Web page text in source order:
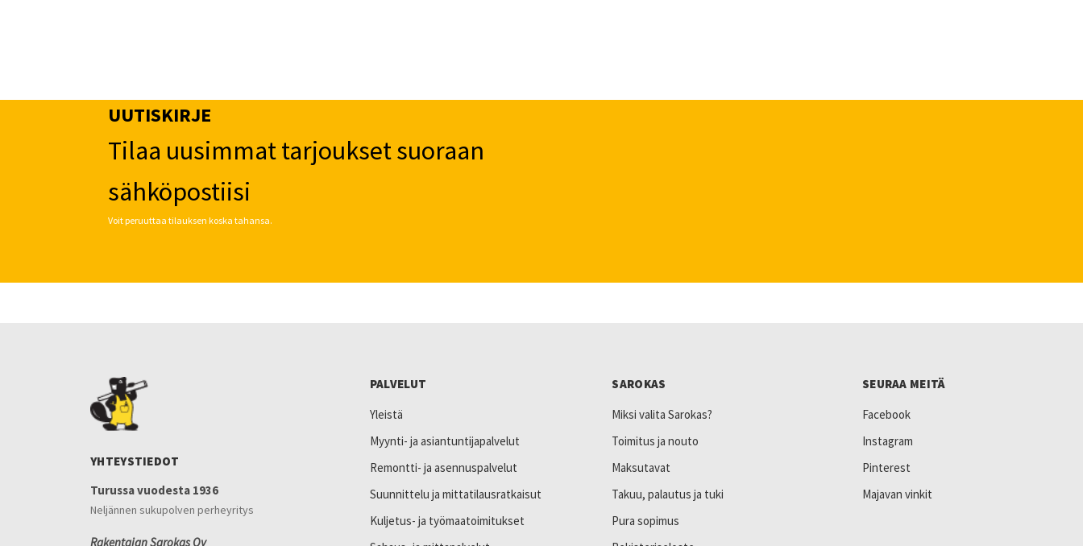
UUTISKIRJE
Tilaa uusimmat tarjoukset suoraan
sähköpostiisi
Voit peruuttaa tilauksen koska tahansa.
YHTEYSTIEDOT
Turussa vuodesta 1936
Neljännen sukupolven perheyritys
Rakentajan Sarokas Oy
PALVELUT
Yleistä
Myynti- ja asiantuntijapalvelut
Remontti- ja asennuspalvelut
Suunnittelu ja mittatilausratkaisut
Kuljetus- ja työmaatoimitukset
SAROKAS
Miksi valita Sarokas?
Toimitus ja nouto
Maksutavat
Takuu, palautus ja tuki
Pura sopimus
SEURAA MEITÄ
Facebook
Instagram
Pinterest
Majavan vinkit